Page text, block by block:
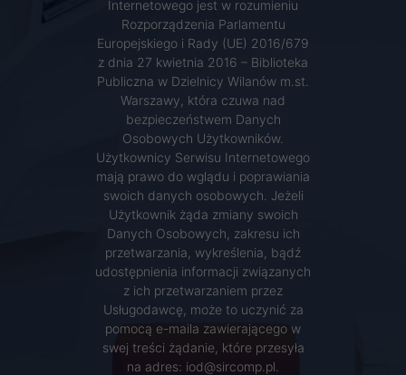
Internetowego jest w rozumieniu
Rozporządzenia Parlamentu
Europejskiego i Rady (UE) 2016/679
z dnia 27 kwietnia 2016 – Biblioteka
Publiczna w Dzielnicy Wilanów m.st.
Warszawy, która czuwa nad
bezpieczeństwem Danych
Osobowych Użytkowników.
Użytkownicy Serwisu Internetowego
mają prawo do wglądu i poprawiania
swoich danych osobowych. Jeżeli
Użytkownik żąda zmiany swoich
Danych Osobowych, zakresu ich
przetwarzania, wykreślenia, bądź
udostępnienia informacji związanych
z ich przetwarzaniem przez
Usługodawcę, może to uczynić za
pomocą e-maila zawierającego w
swej treści żądanie, które przesyła
na adres: iod@sircomp.pl.